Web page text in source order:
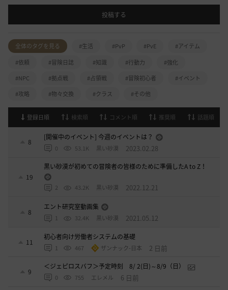
投稿する
全体のタグを見る #生活 #PvP #PvE
#アイテム
#依頼
#冒険日誌 #知識 #行動力
#強化
#NPC
#拠点戦 #占領戦 #冒険初心者
#イベント
#攻略
#物々交換 #クラス #その他
登録日順 検索順 コメント順 推奨順 話題順
8
[開催中のイベント] 今週のイベントは？
0 53.1K 黒い砂漠 2023.02.28
19
黒い砂漠が初めての冒険者の皆様のために準備したA to Z！
2 43.2K 黒い砂漠 2022.12.21
8
エント研究室動画集
1 32.4K 黒い砂漠 2021.05.12
11
初心者向け労働者システムの基礎
1 467 ザンナック-日本 2 日前
9
＜ジェピロスバフ＞予定時刻 8/ 2(日)～8/9（日）
0 755 エレメル 6 日前